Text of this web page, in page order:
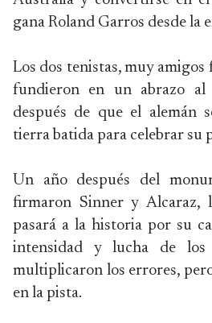
gana Roland Garros desde la
Los dos tenistas, muy amigos
fundieron en un abrazo al
después de que el alemán
tierra batida para celebrar su
Un año después del
firmaron Sinner y Alcaraz,
pasará a la historia por su
intensidad y lucha de los
multiplicaron los errores,
en la pista.